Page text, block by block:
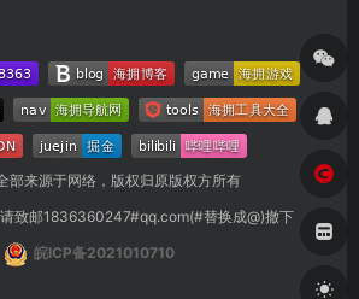
部来源于网络，版权归原版权方所有
致邮1836360247#qq.com(#替换成@)撤下
皖ICP备2021010710